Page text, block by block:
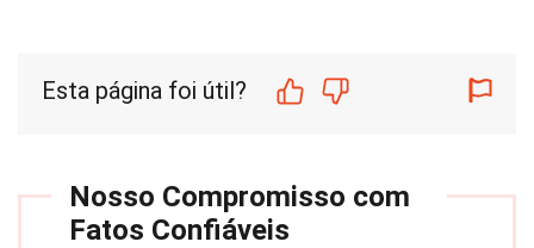
Esta página foi útil?
Nosso Compromisso com
Fatos Confiáveis